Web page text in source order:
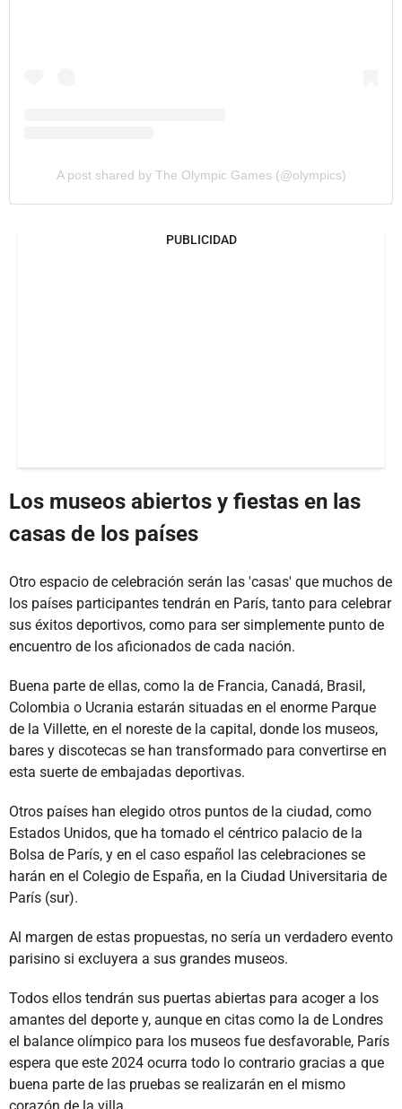
A post shared by The Olympic Games (@olympics)
PUBLICIDAD
Los museos abiertos y fiestas en las
casas de los países
Otro espacio de celebración serán las 'casas' que muchos de
los países participantes tendrán en París, tanto para celebrar
sus éxitos deportivos, como para ser simplemente punto de
encuentro de los aficionados de cada nación.
Buena parte de ellas, como la de Francia, Canadá, Brasil,
Colombia o Ucrania estarán situadas en el enorme Parque
de la Villette, en el noreste de la capital, donde los museos,
bares y discotecas se han transformado para convertirse en
esta suerte de embajadas deportivas.
Otros países han elegido otros puntos de la ciudad, como
Estados Unidos, que ha tomado el céntrico palacio de la
Bolsa de París, y en el caso español las celebraciones se
harán en el Colegio de España, en la Ciudad Universitaria de
París (sur).
Al margen de estas propuestas, no sería un verdadero evento
parisino si excluyera a sus grandes museos.
Todos ellos tendrán sus puertas abiertas para acoger a los
amantes del deporte y, aunque en citas como la de Londres
el balance olímpico para los museos fue desfavorable, París
espera que este 2024 ocurra todo lo contrario gracias a que
buena parte de las pruebas se realizarán en el mismo